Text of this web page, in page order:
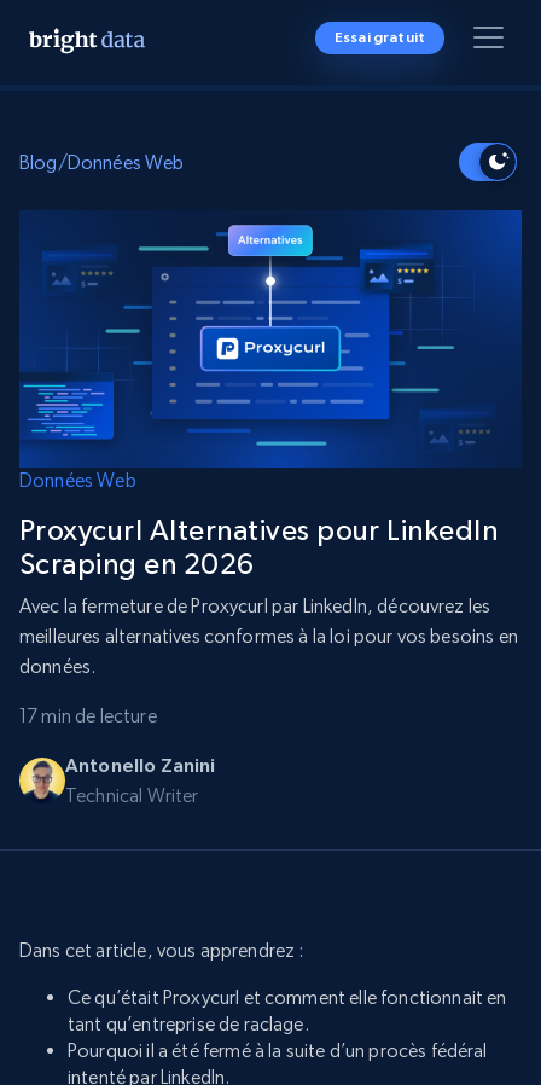
Essai gratuit
Blog/Données Web
Données Web
Proxycurl Alternatives pour LinkedIn
Scraping en 2026
Avec la fermeture de Proxycurl par LinkedIn, découvrez les
meilleures alternatives conformes à la loi pour vos besoins en
données.
17 min de lecture
Antonello Zanini
Technical Writer
Dans cet article, vous apprendrez :
Ce qu’était Proxycurl et comment elle fonctionnait en
tant qu’entreprise de raclage.
Pourquoi il a été fermé à la suite d’un procès fédéral
intenté par LinkedIn.